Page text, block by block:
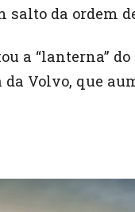
da ordem
a “lanterna”
Volvo, que